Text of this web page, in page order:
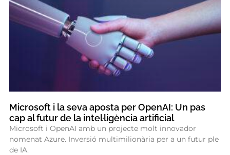
Microsoft i la seva aposta per OpenAI: Un pas
cap al futur de la intel·ligència artificial
Microsoft i OpenAI amb un projecte molt innovador
nomenat Azure. Inversió multimilionària per a un futur ple
de IA.